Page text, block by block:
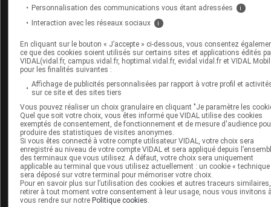
VIDAL Sécurisation
VIDAL e-Services
Espace institutionnel
Qui sommes-nous ?
VIDAL France
Carrières
Charte éthique et
déontologique
Service client
Contact
Aide
Espace partenaires
Éditeurs de logiciel
Personnalisation des communications vous étant adressées i
Interaction avec les réseaux sociaux i
En cliquant sur le bouton « J’accepte » ci-dessous, vous consentez
ce que des cookies soient utilisés sur certains sites et applications édités
VIDAL(vidal.fr, campus.vidal.fr, hoptimal.vidal.fr, evidal.vidal.fr et VIDAL
pour les finalités suivantes :
Affichage de publicités personnalisées par rapport à votre profil et
sur ce site et des sites tiers
Vous pouvez réaliser un choix granulaire en cliquant "Je paramètre les
Quel que soit votre choix, vous êtes informé que VIDAL utilise des cookies
exemptés de consentement, de fonctionnement et de mesure d'audience
produire des statistiques de visites anonymes.
Si vous êtes connecté à votre compte utilisateur VIDAL, votre choix sera
enregistré au niveau de votre compte VIDAL et sera appliqué depuis
des terminaux que vous utilisez. A défaut, votre choix sera uniquement
applicable au terminal que vous utilisez actuellement : un cookie « technique
sera déposé sur votre terminal pour mémoriser votre choix.
Pour en savoir plus sur l’utilisation des cookies et autres traceurs
retirer à tout moment votre consentement à leur usage, nous vous invitons
vous rendre sur notrePolitique cookies